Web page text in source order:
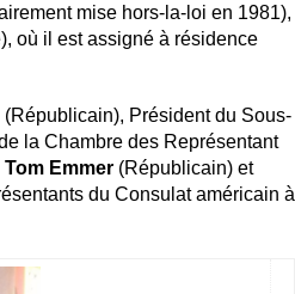
mise hors-la-loi en 1981),
où il est assigné à résidence
(Républicain), Président du Sous-
la Chambre des Représentant
Tom Emmer(Républicain) et
du Consulat américain à